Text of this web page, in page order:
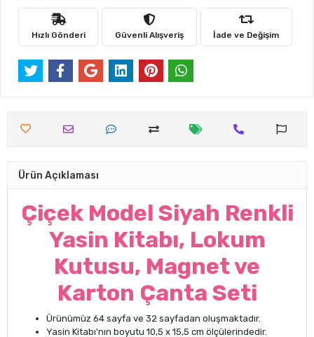
Hızlı Gönderi Güvenli Alışveriş İade ve Değişim
Ürün Açıklaması
Çiçek Model Siyah Renkli
Yasin Kitabı, Lokum
Kutusu, Magnet ve
Karton Çanta Seti
Ürünümüz 64 sayfa ve 32 sayfadan oluşmaktadır.
Yasin Kitabı'nın boyutu 10,5 x 15,5 cm ölçülerindedir.